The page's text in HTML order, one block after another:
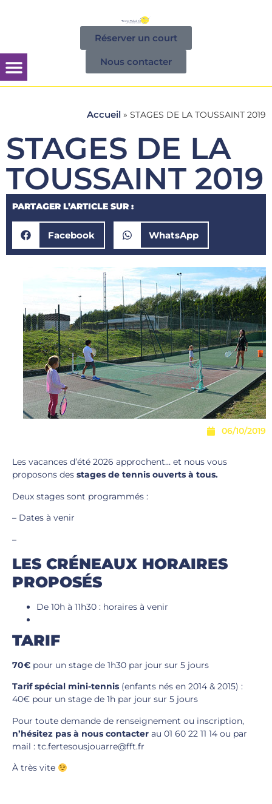
Réserver un court
Nous contacter
Accueil » STAGES DE LA TOUSSAINT 2019
STAGES DE LA
TOUSSAINT 2019
PARTAGER L’ARTICLE SUR :
Facebook WhatsApp
06/10/2019
Les vacances d’été 2026 approchent… et nous vous
proposons des stages de tennis ouverts à tous.
Deux stages sont programmés :
– Dates à venir
–
LES CRÉNEAUX HORAIRES
PROPOSÉS
De 10h à 11h30 : horaires à venir
TARIF
70€ pour un stage de 1h30 par jour sur 5 jours
Tarif spécial mini-tennis (enfants nés en 2014 & 2015) :
40€ pour un stage de 1h par jour sur 5 jours
Pour toute demande de renseignement ou inscription,
n’hésitez pas à nous contacter au 01 60 22 11 14 ou par
mail : tc.fertesousjouarre@fft.fr
À très vite